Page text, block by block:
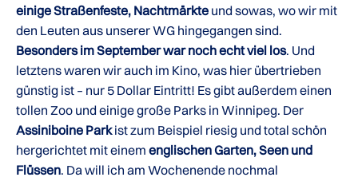
einige Straßenfeste, Nachtmärkte und sowas, wo wir mit
den Leuten aus unserer WG hingegangen sind.
Besonders im September war noch echt viel los. Und
letztens waren wir auch im Kino, was hier übertrieben
günstig ist – nur 5 Dollar Eintritt! Es gibt außerdem einen
tollen Zoo und einige große Parks in Winnipeg. Der
Assiniboine Parkist zum Beispiel riesig und total schön
hergerichtet mit einem englischen Garten, Seen und
Flüssen. Da will ich am Wochenende nochmal